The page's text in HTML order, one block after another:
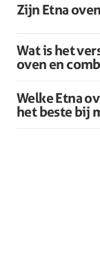
Zijn Etna
Wat is het
oven en
Welke Etna
het beste bij